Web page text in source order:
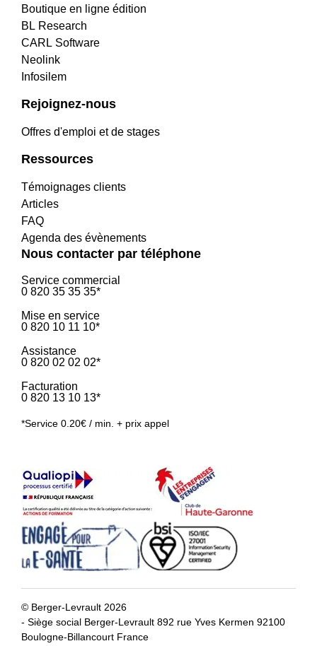
Boutique en ligne édition
BL Research
CARL Software
Neolink
Infosilem
Rejoignez-nous
Offres d'emploi et de stages
Ressources
Témoignages clients
Articles
FAQ
Agenda des évènements
Nous contacter par téléphone
Service commercial
0 820 35 35 35*
Mise en service
0 820 10 11 10*
Assistance
0 820 02 02 02*
Facturation
0 820 13 10 13*
*Service 0.20€ / min. + prix appel
© Berger-Levrault 2026
- Siège social Berger-Levrault 892 rue Yves Kermen 92100
Boulogne-Billancourt France